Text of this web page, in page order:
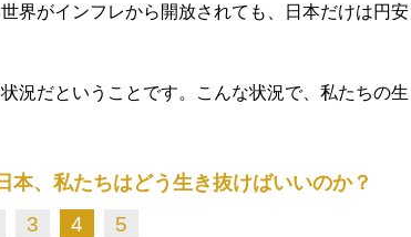
界がインフレから開放されても、日本だけは円安
況だということです。こんな状況で、私たちの生
本、私たちはどう生き抜けばいいのか？
3 4 5